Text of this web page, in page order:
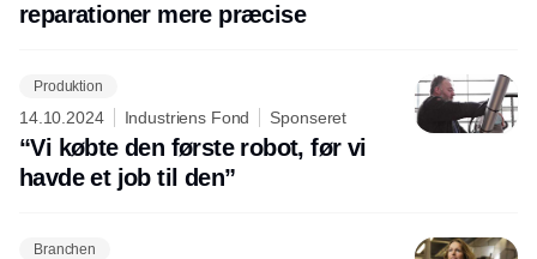
reparationer mere præcise
Produktion
14.10.2024 Industriens Fond Sponseret
“Vi købte den første robot, før vi
havde et job til den”
Branchen